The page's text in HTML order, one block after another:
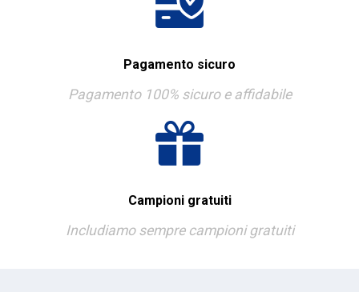
Pagamento sicuro
Pagamento 100% sicuro e affidabile
Campioni gratuiti
Includiamo sempre campioni gratuiti